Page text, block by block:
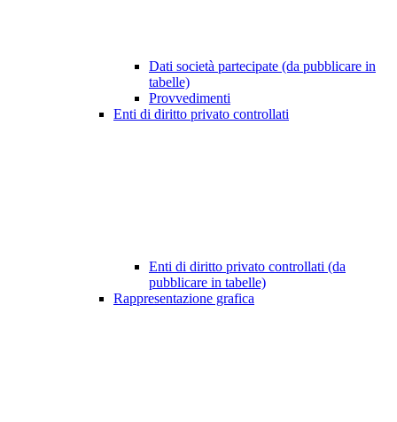
Dati società partecipate (da pubblicare in
tabelle)
Provvedimenti
Enti di diritto privato controllati
Enti di diritto privato controllati (da
pubblicare in tabelle)
Rappresentazione grafica